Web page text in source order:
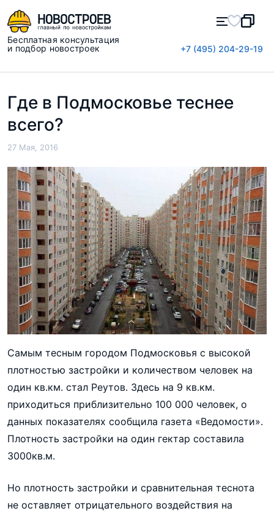
Бесплатная консультация
и подбор новостроек
+7 (495) 204-29-19
Где в Подмосковье теснее
всего?
27 Мая, 2016
Самым тесным городом Подмосковья с высокой
плотностью застройки и количеством человек на
один кв.км. стал Реутов. Здесь на 9 кв.км.
приходиться приблизительно 100 000 человек, о
данных показателях сообщила газета «Ведомости».
Плотность застройки на один гектар составила
3000кв.м.
Но плотность застройки и сравнительная теснота
не оставляет отрицательного воздействия на